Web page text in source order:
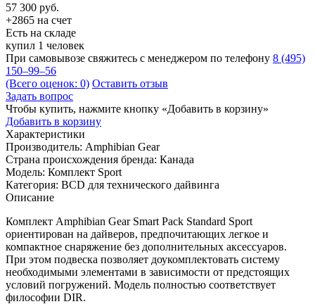
57 300 руб.
+2865 на счет
Есть на складе
купил 1 человек
При самовывозе свяжитесь с менеджером по телефону 8 (495)
150–99–56
(Всего оценок: 0) Оставить отзыв
Задать вопрос
Чтобы купить, нажмите кнопку «Добавить в корзину»
Добавить в корзину
Характеристики
Производитель: Amphibian Gear
Страна происхождения бренда: Канада
Модель: Комплект Sport
Категория: BCD для технического дайвинга
Описание
Комплект Amphibian Gear Smart Pack Standard Sport
ориентирован на дайверов, предпочитающих легкое и
компактное снаряжение без дополнительных аксессуаров.
При этом подвеска позволяет доукомплектовать систему
необходимыми элементами в зависимости от предстоящих
условий погружений. Модель полностью соответствует
философии DIR.